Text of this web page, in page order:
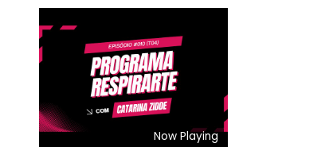
Now Playing